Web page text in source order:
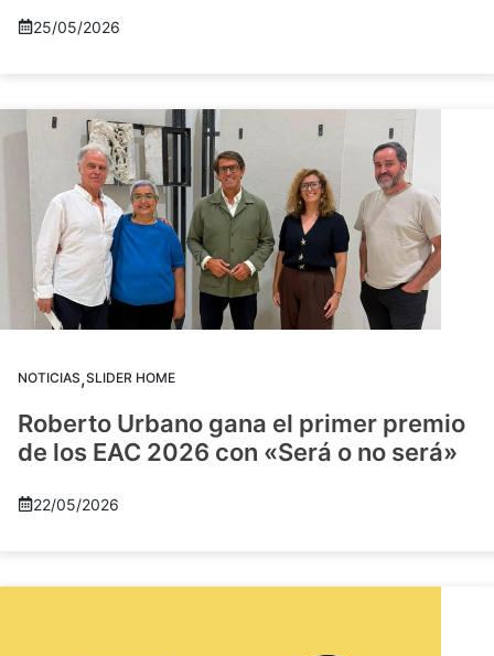
25/05/2026
NOTICIAS,SLIDER HOME
Roberto Urbano gana el primer premio
de los EAC 2026 con «Será o no será»
22/05/2026